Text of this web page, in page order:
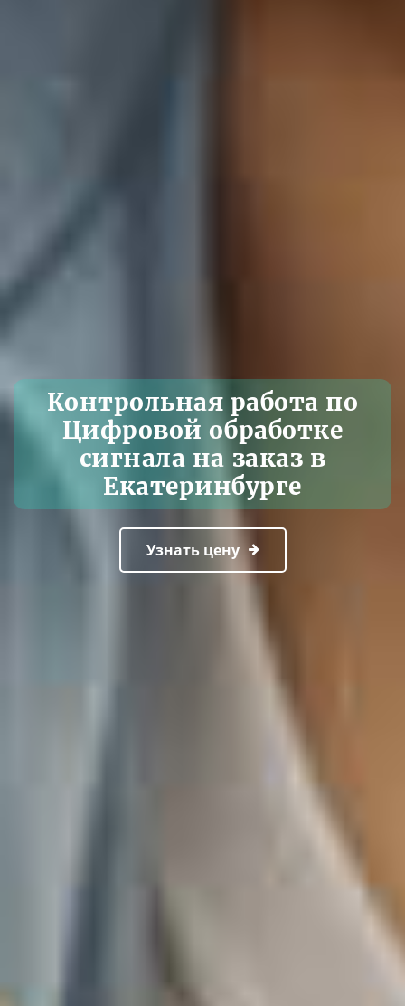
Контрольная работа по
Цифровой обработке
сигнала на заказ в
Екатеринбурге
Узнать цену